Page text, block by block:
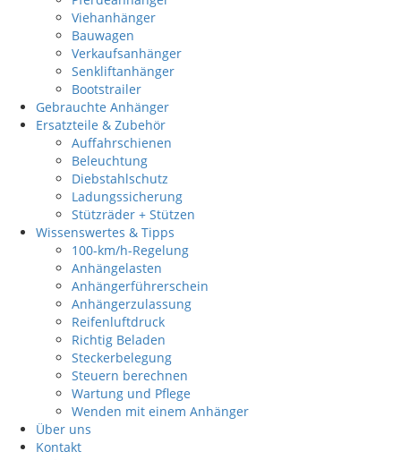
Viehanhänger
Bauwagen
Verkaufsanhänger
Senkliftanhänger
Bootstrailer
Gebrauchte Anhänger
Ersatzteile & Zubehör
Auffahrschienen
Beleuchtung
Diebstahlschutz
Ladungssicherung
Stützräder + Stützen
Wissenswertes & Tipps
100-km/h-Regelung
Anhängelasten
Anhängerführerschein
Anhängerzulassung
Reifenluftdruck
Richtig Beladen
Steckerbelegung
Steuern berechnen
Wartung und Pflege
Wenden mit einem Anhänger
Über uns
Kontakt